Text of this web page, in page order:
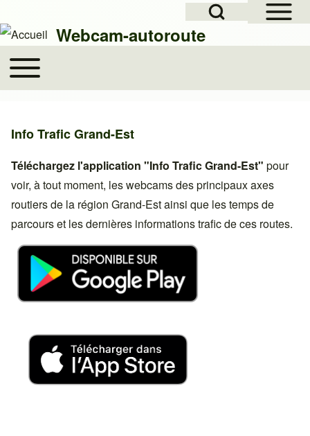
Close search
Rechercher
Webcam-autoroute
Main navigation
Toggle main menu
Info Trafic Grand-Est
Téléchargez l'application "Info Trafic Grand-Est" pour
voir, à tout moment, les webcams des principaux axes
routiers de la région Grand-Est ainsi que les temps de
parcours et les dernières informations trafic de ces routes.